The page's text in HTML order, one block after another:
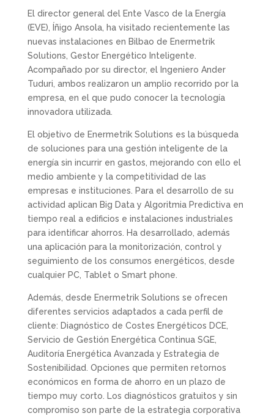
El director general del Ente Vasco de la Energía
(EVE), Íñigo Ansola, ha visitado recientemente las
nuevas instalaciones en Bilbao de Enermetrik
Solutions, Gestor Energético Inteligente.
Acompañado por su director, el Ingeniero Ander
Tuduri, ambos realizaron un amplio recorrido por la
empresa, en el que pudo conocer la tecnología
innovadora utilizada.
El objetivo de Enermetrik Solutions es la búsqueda
de soluciones para una gestión inteligente de la
energía sin incurrir en gastos, mejorando con ello el
medio ambiente y la competitividad de las
empresas e instituciones. Para el desarrollo de su
actividad aplican Big Data y Algoritmia Predictiva en
tiempo real a edificios e instalaciones industriales
para identificar ahorros. Ha desarrollado, además
una aplicación para la monitorización, control y
seguimiento de los consumos energéticos, desde
cualquier PC, Tablet o Smart phone.
Además, desde Enermetrik Solutions se ofrecen
diferentes servicios adaptados a cada perfil de
cliente: Diagnóstico de Costes Energéticos DCE,
Servicio de Gestión Energética Continua SGE,
Auditoría Energética Avanzada y Estrategia de
Sostenibilidad. Opciones que permiten retornos
económicos en forma de ahorro en un plazo de
tiempo muy corto. Los diagnósticos gratuitos y sin
compromiso son parte de la estrategia corporativa